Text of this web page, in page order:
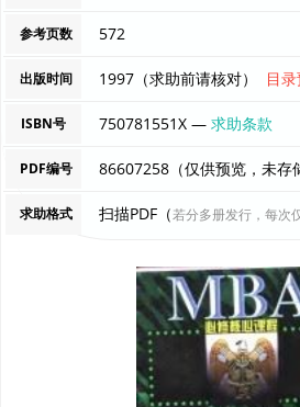
参考页数 572
出版时间 1997（求助前请核对） 目
ISBN号 750781551X —求助条款
PDF编号 86607258（仅供预览，未存
求助格式 扫描PDF（若分多册发行，每次